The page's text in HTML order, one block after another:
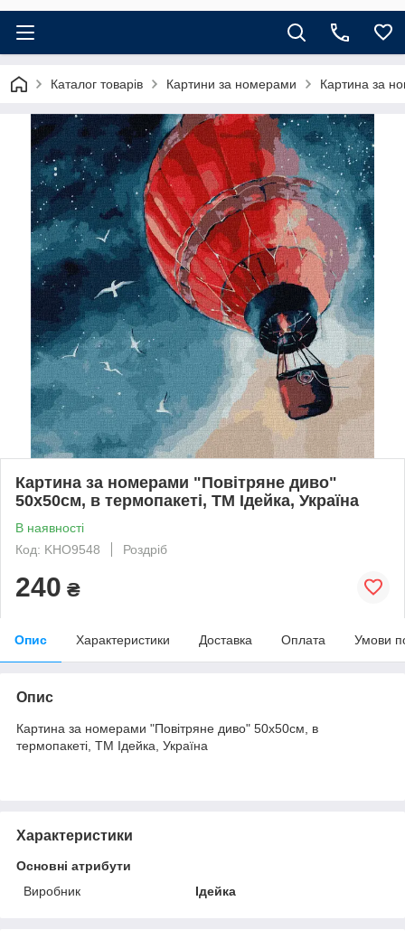
Каталог товарів Картини за номерами Картина за
Картина за номерами "Повітряне диво"
50х50см, в термопакеті, ТМ Ідейка, Україна
В наявності
Код: KHO9548
Роздріб
240 ₴
Опис Характеристики Доставка Оплата Умови
Опис
Картина за номерами "Повітряне диво" 50х50см, в
термопакеті, ТМ Ідейка, Україна
Характеристики
Основні атрибути
Виробник
Ідейка